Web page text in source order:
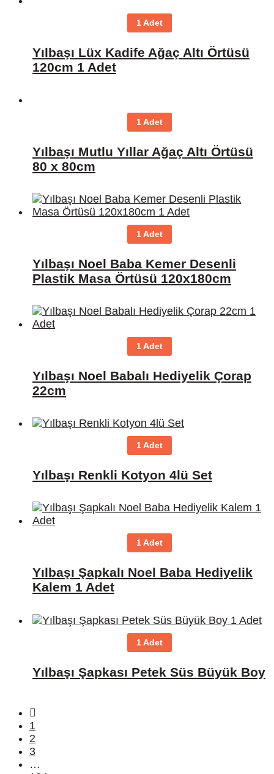
1 Adet
Yılbaşı Lüx Kadife Ağaç Altı Örtüsü
120cm 1 Adet
1 Adet
Yılbaşı Mutlu Yıllar Ağaç Altı Örtüsü
80 x 80cm
1 Adet
Yılbaşı Noel Baba Kemer Desenli
Plastik Masa Örtüsü 120x180cm
1 Adet
Yılbaşı Noel Babalı Hediyelik Çorap
22cm
1 Adet
Yılbaşı Renkli Kotyon 4lü Set
1 Adet
Yılbaşı Şapkalı Noel Baba Hediyelik
Kalem 1 Adet
1 Adet
Yılbaşı Şapkası Petek Süs Büyük Boy
1
2
3
…